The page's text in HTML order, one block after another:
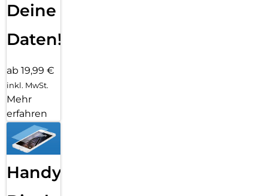
Deine
Daten!
ab 19,99 €
inkl. MwSt.
Mehr
erfahren
Handy